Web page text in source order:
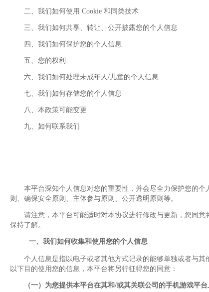
二、我们如何使用 Cookie 和同类技术
三、我们如何共享、转让、公开披露您的个人信息
四、我们如何保护您的个人信息
五、您的权利
六、我们如何处理未成年人/儿童的个人信息
七、我们如何存储您的个人信息
八、本政策可能变更
九、如何联系我们
本平台深知个人信息对您的重要性，并会尽全力保护您的
则、确保安全原则、主体参与原则、公开透明原则等。
请注意，本平台可能适时对本协议进行修改与更新，您同
保持了解。
一、我们如何收集和使用您的个人信息
个人信息是指以电子或者其他方式记录的能够单独或者与
以下目的使用您的信息，本平台将另行征得您的同意：
（一）为您提供本平台在其和/或其关联公司的手机游戏平